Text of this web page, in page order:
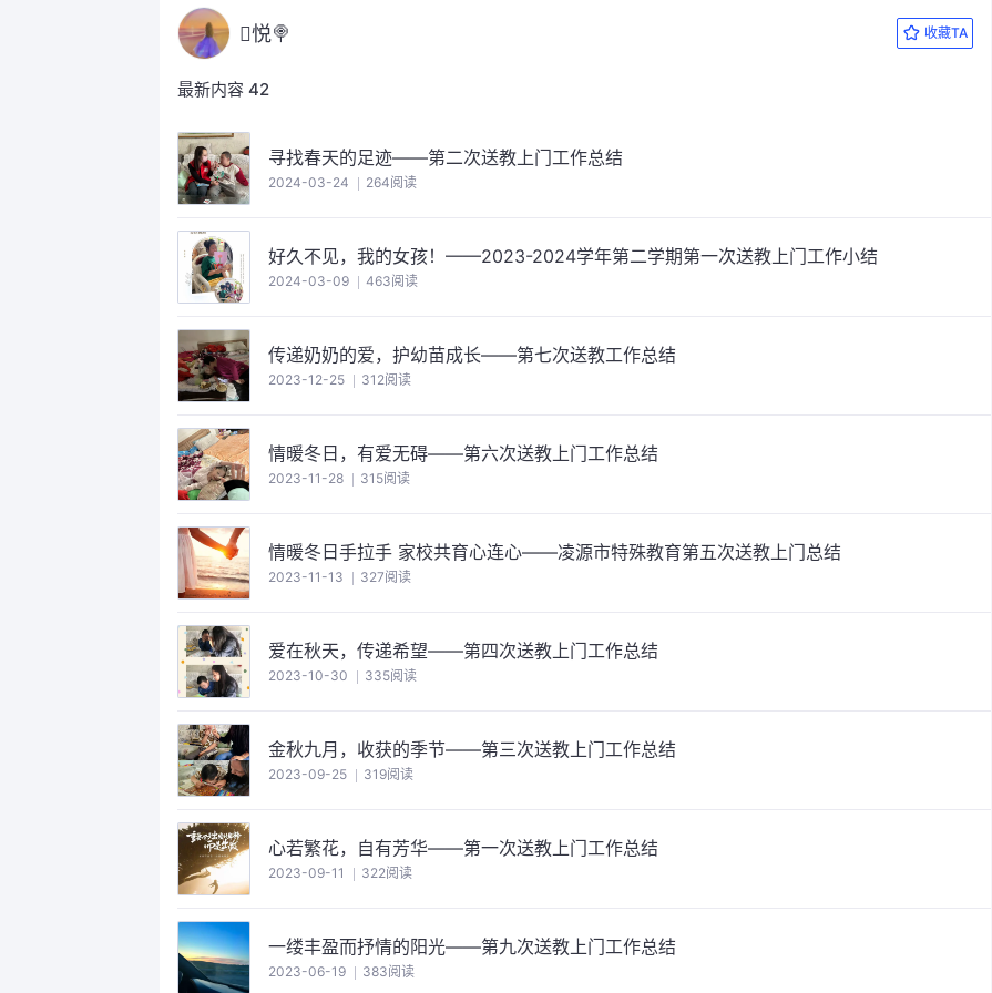
悦🍭 收藏TA
最新内容 42
寻找春天的足迹——第二次送教上门工作总结
2024-03-24 264阅读
好久不见，我的女孩！——2023-2024学年第二学期第一次送教上门工作小结
2024-03-09 463阅读
传递奶奶的爱，护幼苗成长——第七次送教工作总结
2023-12-25 312阅读
情暖冬日，有爱无碍——第六次送教上门工作总结
2023-11-28 315阅读
情暖冬日手拉手 家校共育心连心——凌源市特殊教育第五次送教上门总结
2023-11-13 327阅读
爱在秋天，传递希望——第四次送教上门工作总结
2023-10-30 335阅读
金秋九月，收获的季节——第三次送教上门工作总结
2023-09-25 319阅读
心若繁花，自有芳华——第一次送教上门工作总结
2023-09-11 322阅读
一缕丰盈而抒情的阳光——第九次送教上门工作总结
2023-06-19 383阅读